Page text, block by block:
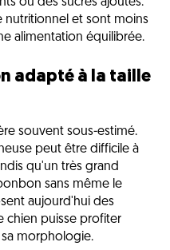
nutritionnel et sont moins
alimentation équilibrée.
adapté à la taille
souvent sous-estimé.
peut être difficile à
qu'un très grand
sans même le
aujourd'hui des
chien puisse profiter
morphologie.